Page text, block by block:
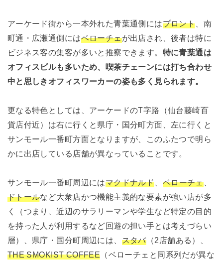
アーケード街から一本外れた青葉通側にはプロント 、南
町通・広瀬通側にはベローチェが出店され、後者は特に
ビジネス客の集客が多いと推察できます。 特に青葉通は
オフィスビルも多いため、喫茶チェーンには打ち合わせ
中と思しきオフィスワーカーの姿も多く見られます。
更なる特色としては、アーケードのT字路（仙台藤崎百
貨店付近）は右に行くと県庁・国分町方面、左に行くと
サンモール一番町方面となりますが、このふたつで明ら
かに出店している店舗が異なっていることです。
サンモール一番町周辺にはマクドナルド ベローチェ、
ドトールなど大衆店かつ機能主義的な要素が強い店が多
く（つまり、近辺のサラリーマンや学生など特定の目的
を持った人が利用するなど回遊の担い手とは考えづらい
層）、県庁・国分町周辺には、 スタバ（2店舗ある）、
THE SMOKIST COFFEE （ベローチェと同系列だが異な